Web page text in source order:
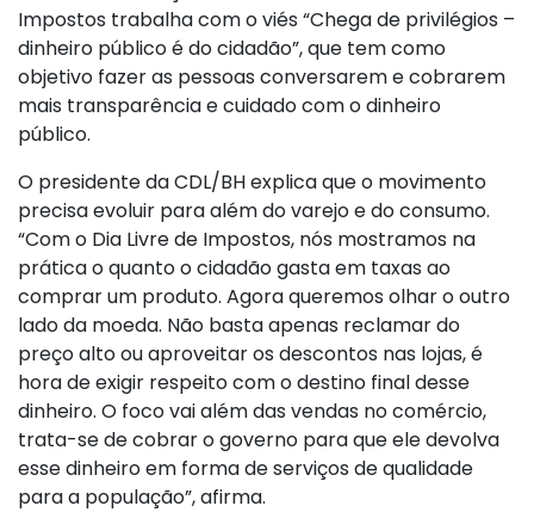
Impostos trabalha com o viés “Chega de privilégios –
dinheiro público é do cidadão”, que tem como
objetivo fazer as pessoas conversarem e cobrarem
mais transparência e cuidado com o dinheiro
público.
O presidente da CDL/BH explica que o movimento
precisa evoluir para além do varejo e do consumo.
“Com o Dia Livre de Impostos, nós mostramos na
prática o quanto o cidadão gasta em taxas ao
comprar um produto. Agora queremos olhar o outro
lado da moeda. Não basta apenas reclamar do
preço alto ou aproveitar os descontos nas lojas, é
hora de exigir respeito com o destino final desse
dinheiro. O foco vai além das vendas no comércio,
trata-se de cobrar o governo para que ele devolva
esse dinheiro em forma de serviços de qualidade
para a população”, afirma.